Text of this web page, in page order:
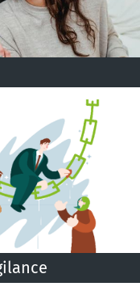
sert à canaliser les
un lieu de travail inclusif et
LGBT.